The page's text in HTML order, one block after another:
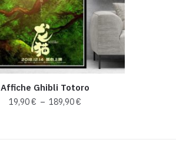
Affiche Ghibli Totoro
19,90€ – 189,90€